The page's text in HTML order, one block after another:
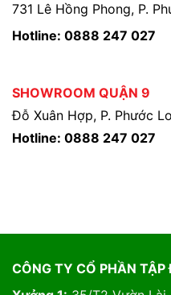
731 Lê Hồng Phong, P.
Hotline: 0888 247 027
SHOWROOM QUẬN 9
Đỗ Xuân Hợp, P. Phước
Hotline: 0888 247 027
CÔNG TY CỔ PHẦN TẬP